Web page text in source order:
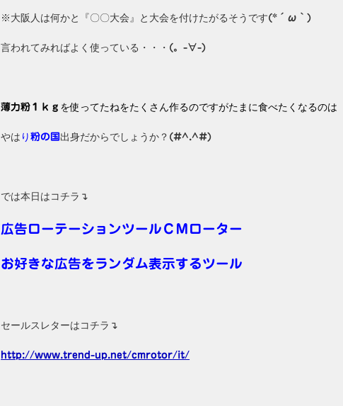
※大阪人は何かと『〇〇大会』と大会を付けたがるそうです(*´ω｀)
言われてみればよく使っている・・・ (。-∀-)
薄力粉１ｋｇ を使ってたねをたくさん作るのですがたまに食べたくなるのは
やは り粉の国 出身だからでしょうか？ (#^.^#)
では本日はコチラ↴
広告ローテーションツールＣＭローター
お好きな広告をランダム表示するツール
セールスレターはコチラ↴
http://www.trend-up.net/cmrotor/it/